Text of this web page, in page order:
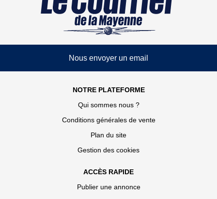
Nous envoyer un email
NOTRE PLATEFORME
Qui sommes nous ?
Conditions générales de vente
Plan du site
Gestion des cookies
ACCÈS RAPIDE
Publier une annonce